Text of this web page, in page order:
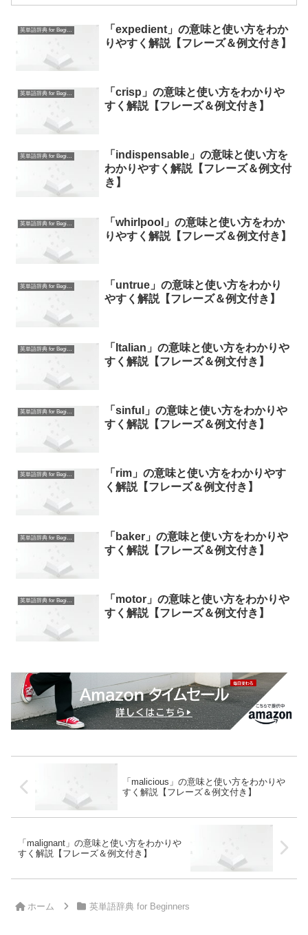
英単語辞典 for Beginners
「expedient」の意味と使い方をわか
りやすく解説【フレーズ＆例文付き】
英単語辞典 for Beginners
「crisp」の意味と使い方をわかりや
すく解説【フレーズ＆例文付き】
英単語辞典 for Beginners
「indispensable」の意味と使い方を
わかりやすく解説【フレーズ＆例文付
き】
英単語辞典 for Beginners
「whirlpool」の意味と使い方をわか
りやすく解説【フレーズ＆例文付き】
英単語辞典 for Beginners
「untrue」の意味と使い方をわかり
やすく解説【フレーズ＆例文付き】
英単語辞典 for Beginners
「Italian」の意味と使い方をわかりや
すく解説【フレーズ＆例文付き】
英単語辞典 for Beginners
「sinful」の意味と使い方をわかりや
すく解説【フレーズ＆例文付き】
英単語辞典 for Beginners
「rim」の意味と使い方をわかりやす
く解説【フレーズ＆例文付き】
英単語辞典 for Beginners
「baker」の意味と使い方をわかりや
すく解説【フレーズ＆例文付き】
英単語辞典 for Beginners
「motor」の意味と使い方をわかりや
すく解説【フレーズ＆例文付き】
「malicious」の意味と使い方をわかりや
すく解説【フレーズ＆例文付き】
「malignant」の意味と使い方をわかりや
すく解説【フレーズ＆例文付き】
ホーム 英単語辞典 for Beginners